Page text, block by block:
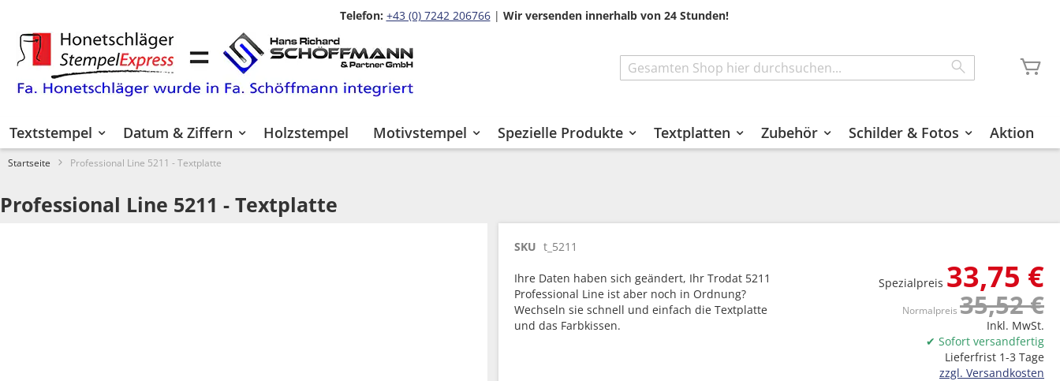
Telefon: +43 (0) 7242 206766| Wir versenden innerhalb von 24 Stunden!
Zum
Inhalt
springen
Textstempel Datum & Ziffern Holzstempel Motivstempel Spezielle Produkte Textplatten Zubehör Schilder & Fotos Aktion
Startseite Professional Line 5211 - Textplatte
Professional Line 5211 - Textplatte
SKU t_5211
Spezialpreis 33,75 €
Normalpreis 35,52 €
Inkl. MwSt.
✔ Sofort versandfertig
Lieferfrist 1-3 Tage
zzgl. Versandkosten
Ihre Daten haben sich geändert, Ihr Trodat 5211
Professional Line ist aber noch in Ordnung?
Wechseln sie schnell und einfach die Textplatte
und das Farbkissen.